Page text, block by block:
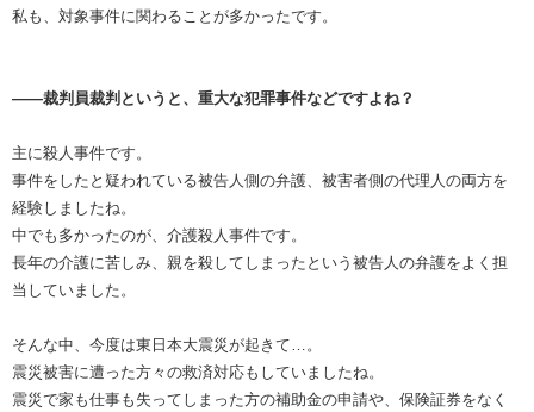
私も、対象事件に関わることが多かったです。
――裁判員裁判というと、重大な犯罪事件などですよね？
主に殺人事件です。
事件をしたと疑われている被告人側の弁護、被害者側の代理人の両方を
経験しましたね。
中でも多かったのが、介護殺人事件です。
長年の介護に苦しみ、親を殺してしまったという被告人の弁護をよく担
当していました。
そんな中、今度は東日本大震災が起きて…。
震災被害に遭った方々の救済対応もしていましたね。
震災で家も仕事も失ってしまった方の補助金の申請や、保険証券をなく